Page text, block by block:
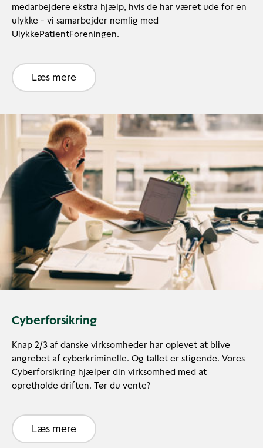
medarbejdere ekstra hjælp, hvis de har været ude for en
ulykke - vi samarbejder nemlig med
UlykkePatientForeningen.
Læs mere
Cyberforsikring
Knap 2/3 af danske virksomheder har oplevet at blive
angrebet af cyberkriminelle. Og tallet er stigende. Vores
Cyberforsikring hjælper din virksomhed med at
opretholde driften. Tør du vente?
Læs mere